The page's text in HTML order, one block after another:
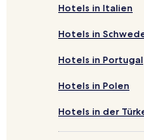
Hotels nahe
Hotels
Malone
Cockrell Hill:
Hotels
Leona
Hotels in Italien
Hotels in
Hotels in Portugal
Hotels in Polen
Hotels in der